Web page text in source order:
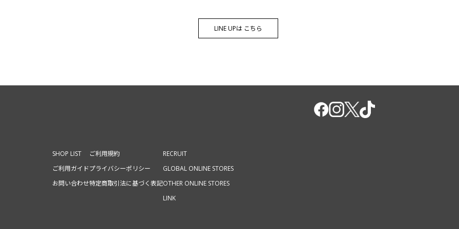
LINE UPは こちら
SHOP LIST
ご利用ガイド
お問い合わせ
ご利用規約
プライバシーポリシー
特定商取引法に基づく表記
RECRUIT
GLOBAL ONLINE STORES
OTHER ONLINE STORES
LINK